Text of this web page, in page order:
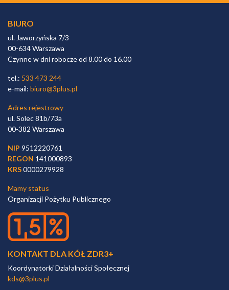
BIURO
ul. Jaworzyńska 7/3
00-634 Warszawa
Czynne w dni robocze od 8.00 do 16.00
tel.: 533 473 244
e-mail: biuro@3plus.pl
Adres rejestrowy
ul. Solec 81b/73a
00-382 Warszawa
NIP 9512220761
REGON 141000893
KRS0000279928
Mamy status
Organizacji Pożytku Publicznego
KONTAKT DLA KÓŁ ZDR3+
Koordynatorki Działalności Społecznej
kds@3plus.pl